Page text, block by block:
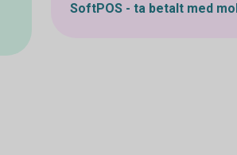
SoftPOS - ta betalt med